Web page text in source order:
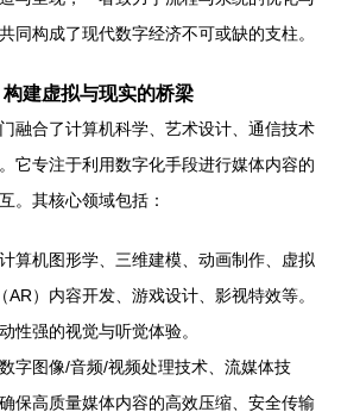
同构成了现代数字经济不可或缺的支柱。
建虚拟与现实的桥梁
融合了计算机科学、艺术设计、通信技术
它专注于利用数字化手段进行媒体内容的
。其核心领域包括：
计算机图形学、三维建模、动画制作、虚拟
）内容开发、游戏设计、影视特效等。
性强的视觉与听觉体验。
数字图像/音频/视频处理技术、流媒体技
保高质量媒体内容的高效压缩、安全传输